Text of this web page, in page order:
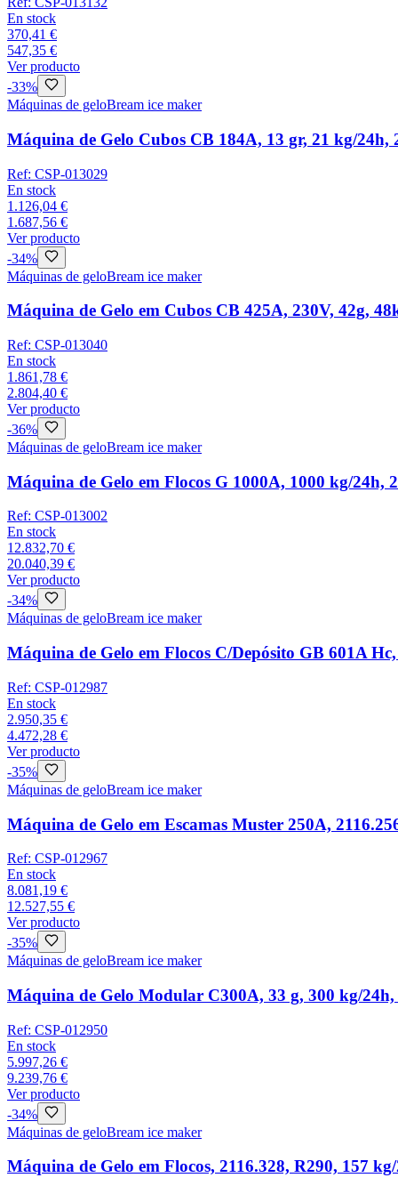
En stock
370,41 €
547,35 €
Ver producto
-33%
Máquinas de geloBream ice maker
Máquina de Gelo Cubos CB 184A, 13 gr, 21 kg/24h,
Ref: CSP-013029
En stock
1.126,04 €
1.687,56 €
Ver producto
-34%
Máquinas de geloBream ice maker
Máquina de Gelo em Cubos CB 425A, 230V, 42g,
Ref: CSP-013040
En stock
1.861,78 €
2.804,40 €
Ver producto
-36%
Máquinas de geloBream ice maker
Máquina de Gelo em Flocos G 1000A, 1000 kg/24h,
Ref: CSP-013002
En stock
12.832,70 €
20.040,39 €
Ver producto
-34%
Máquinas de geloBream ice maker
Máquina de Gelo em Flocos C/Depósito GB 601A
Ref: CSP-012987
En stock
2.950,35 €
4.472,28 €
Ver producto
-35%
Máquinas de geloBream ice maker
Máquina de Gelo em Escamas Muster 250A,
Ref: CSP-012967
En stock
8.081,19 €
12.527,55 €
Ver producto
-35%
Máquinas de geloBream ice maker
Máquina de Gelo Modular C300A, 33 g, 300 kg/24h,
Ref: CSP-012950
En stock
5.997,26 €
9.239,76 €
Ver producto
-34%
Máquinas de geloBream ice maker
Máquina de Gelo em Flocos, 2116.328, R290, 157